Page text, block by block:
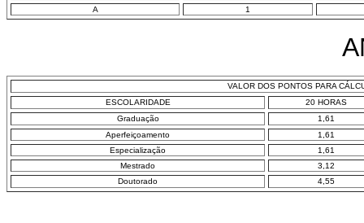
A
1
VALOR DOS PONTOS PARA
ESCOLARIDADE
20 HORAS
Graduação
1,61
Aperfeiçoamento
1,61
Especialização
1,61
Mestrado
3,12
Doutorado
4,55